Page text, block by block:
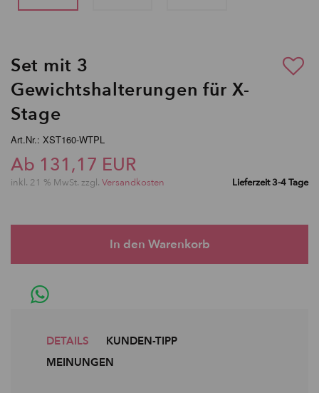
Set mit 3
Gewichtshalterungen für X-
Stage
Art.Nr.: XST160-WTPL
Ab 131,17 EUR
inkl. 21 % MwSt. zzgl. Versandkosten Lieferzeit 3-4 Tage
DETAILS
KUNDEN-TIPP
MEINUNGEN